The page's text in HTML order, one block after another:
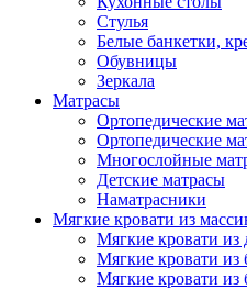
Стулья
Белые банкетки,
Обувницы
Зеркала
Матрасы
Ортопедические
Ортопедические
Многослойные
Детские матрасы
Наматрасники
Мягкие кровати из
Мягкие кровати из
Мягкие кровати из
Мягкие кровати из